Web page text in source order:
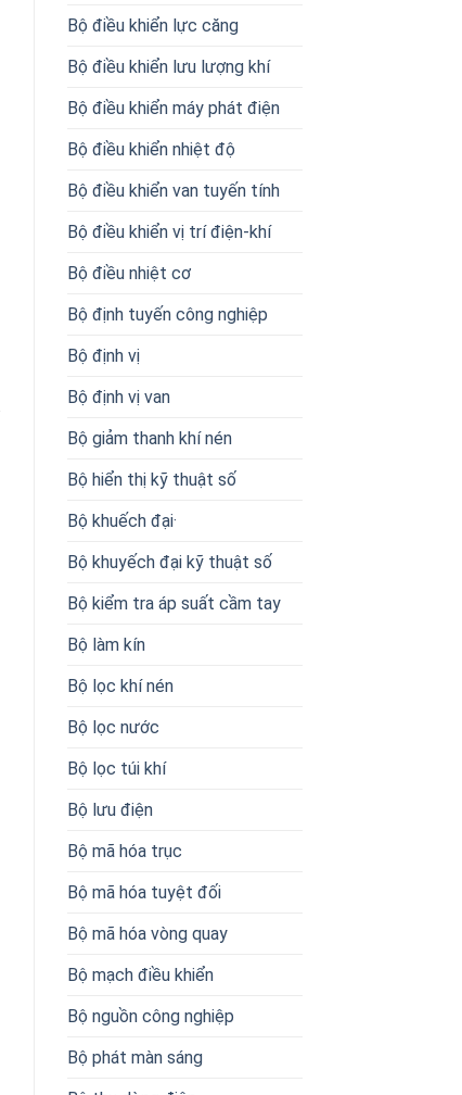
Bộ điều khiển lực căng
Bộ điều khiển lưu lượng khí
Bộ điều khiển máy phát điện
Bộ điều khiển nhiệt độ
Bộ điều khiển van tuyến tính
Bộ điều khiển vị trí điện-khí
Bộ điều nhiệt cơ
Bộ định tuyến công nghiệp
Bộ định vị
Bộ định vị van
Bộ giảm thanh khí nén
Bộ hiển thị kỹ thuật số
Bộ khuếch đại·
Bộ khuyếch đại kỹ thuật số
Bộ kiểm tra áp suất cầm tay
Bộ làm kín
Bộ lọc khí nén
Bộ lọc nước
Bộ lọc túi khí
Bộ lưu điện
Bộ mã hóa trục
Bộ mã hóa tuyệt đối
Bộ mã hóa vòng quay
Bộ mạch điều khiển
Bộ nguồn công nghiệp
Bộ phát màn sáng